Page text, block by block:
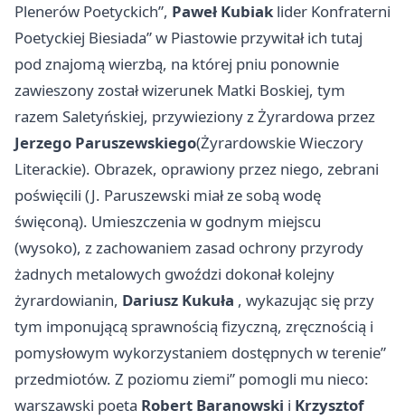
Plenerów Poetyckich”, Paweł Kubiak lider Konfraterni
Poetyckiej Biesiada” w Piastowie przywitał ich tutaj
pod znajomą wierzbą, na której pniu ponownie
zawieszony został wizerunek Matki Boskiej, tym
razem Saletyńskiej, przywieziony z Żyrardowa przez
Jerzego Paruszewskiego(Żyrardowskie Wieczory
Literackie). Obrazek, oprawiony przez niego, zebrani
poświęcili (J. Paruszewski miał ze sobą wodę
święconą). Umieszczenia w godnym miejscu
(wysoko), z zachowaniem zasad ochrony przyrody
żadnych metalowych gwoździ dokonał kolejny
żyrardowianin, Dariusz Kukuła , wykazując się przy
tym imponującą sprawnością fizyczną, zręcznością i
pomysłowym wykorzystaniem dostępnych w terenie”
przedmiotów. Z poziomu ziemi” pomogli mu nieco:
warszawski poeta Robert Baranowski i Krzysztof